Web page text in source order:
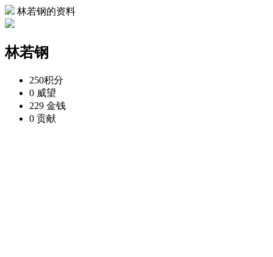
林若钢的资料
林若钢
250积分
0 威望
229 金钱
0 贡献